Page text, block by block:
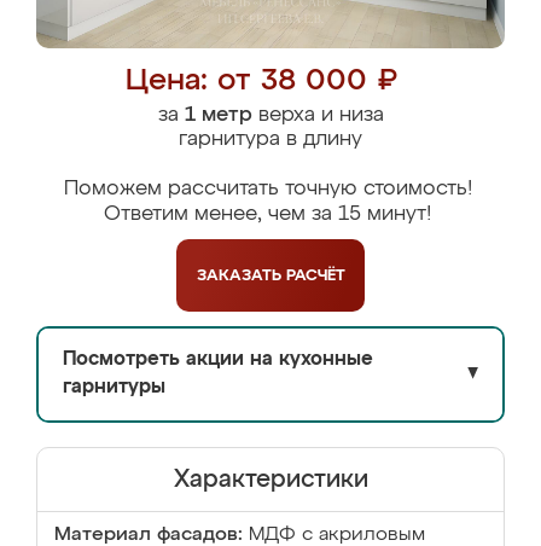
Цена: от 38 000 ₽
за 1 метрверха и низа
гарнитура в длину
Поможем рассчитать точную стоимость!
Ответим менее, чем за 15 минут!
ЗАКАЗАТЬ РАСЧЁТ
Посмотреть акции на кухонные
гарнитуры
▼
Характеристики
Материал фасадов: МДФ с акриловым